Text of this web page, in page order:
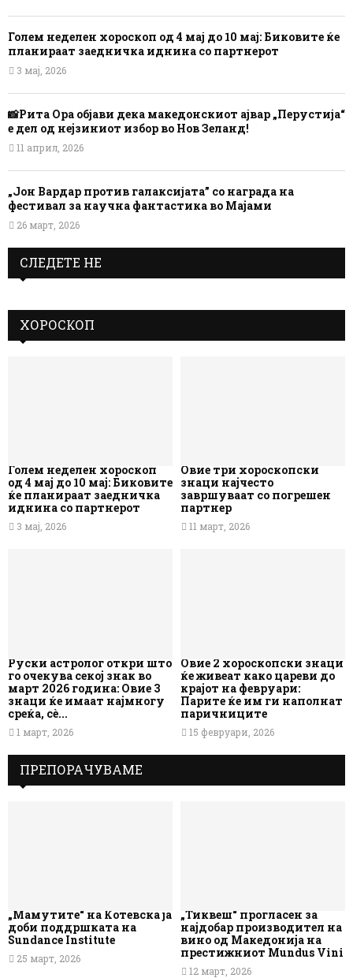
Голем неделен хороскоп од 4 мај до 10 мај: Биковите ќе
планираат заедничка иднина со партнерот
3 мај, 2026
📸Рита Ора објави дека македонскиот ајвар „Перустија“
е дел од нејзиниот избор во Нов Зеланд!
11 април, 2026
„Јон Вардар против галаксијата” со награда на
фестивал за научна фантастика во Мајами
26 март, 2026
СЛЕДЕТЕ НЕ
ХОРОСКОП
Голем неделен хороскоп
од 4 мај до 10 мај: Биковите
ќе планираат заедничка
иднина со партнерот
3 мај, 2026
Овие три хороскопски
знаци најчесто
завршуваат со погрешен
партнер
11 март, 2026
Руски астролог откри што
го очекува секој знак во
март 2026 година: Овие 3
знаци ќе имаат најмногу
среќа, сè...
1 март, 2026
Овие 2 хороскопски знаци
ќе живеат како цареви до
крајот на февруари:
Парите ќе им ги наполнат
паричниците
15 февруари, 2026
ПРЕПОРАЧУВАМЕ
„Мамутите“ на Котевска ја
доби поддршката на
Sundance Institute
25 март, 2026
„Тиквеш“ прогласен за
најдобар производител на
вино од Македонија на
престижниот Mundus Vini
12 март, 2026